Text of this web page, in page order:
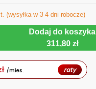
(wysyłka w 3-4 dni robocze)
Dodaj do koszyka
311,80 zł
/mies. raty